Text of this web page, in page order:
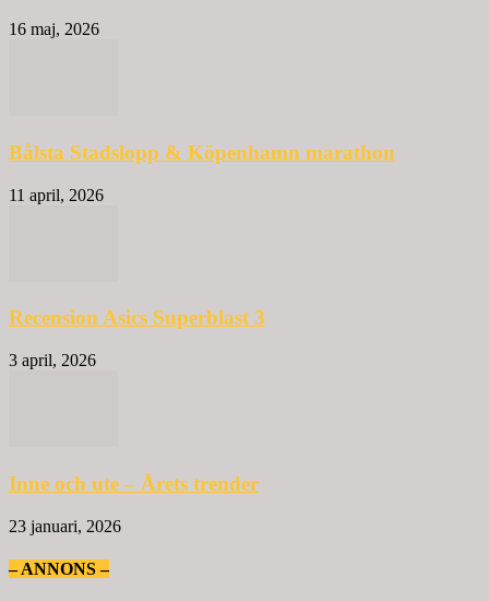
16 maj, 2026
Bålsta Stadslopp & Köpenhamn marathon
11 april, 2026
Recension Asics Superblast 3
3 april, 2026
Inne och ute – Årets trender
23 januari, 2026
– ANNONS –